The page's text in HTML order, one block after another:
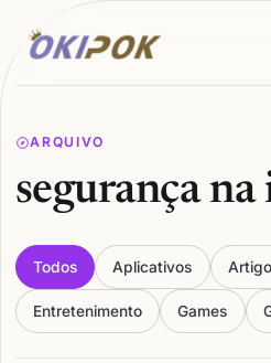
ARQUIVO
segurança
Todos Aplicativos
Entretenimento Games